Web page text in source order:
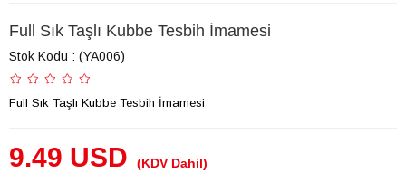
Full Sık Taşlı Kubbe Tesbih İmamesi
Stok Kodu (YA006)
Full Sık Taşlı Kubbe Tesbih İmamesi
9.49 USD (KDV Dahil)